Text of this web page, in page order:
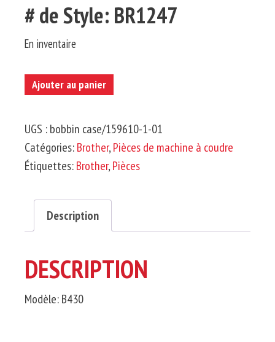
# de Style: BR1247
En inventaire
quantité
Étui
à
Canette
Ajouter au panier
UGS :bobbin case/159610-1-01
Catégories:Brother,Pièces de machine à coudre
Étiquettes:Brother,Pièces
Description
DESCRIPTION
Modèle: B430